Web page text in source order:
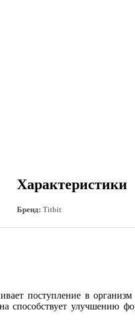
Характеристики
Бренд: Titbit
поступление в
способствует улучшению